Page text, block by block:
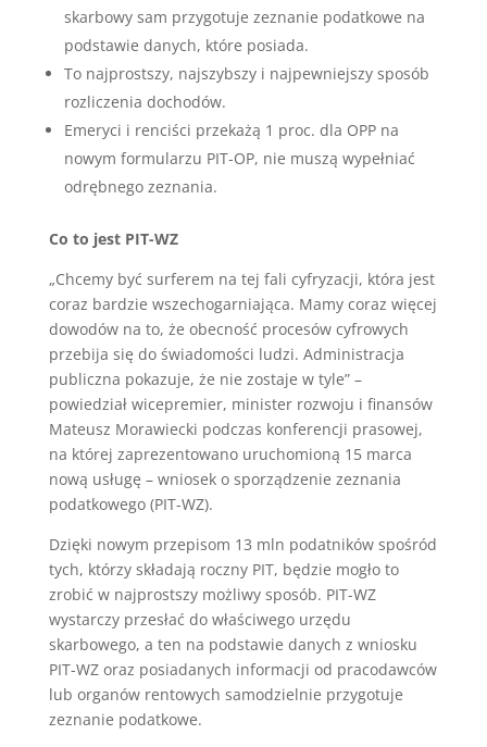
skarbowy sam przygotuje zeznanie podatkowe na
podstawie danych, które posiada.
To najprostszy, najszybszy i najpewniejszy sposób
rozliczenia dochodów.
Emeryci i renciści przekażą 1 proc. dla OPP na
nowym formularzu PIT-OP, nie muszą wypełniać
odrębnego zeznania.
Co to jest PIT-WZ
„Chcemy być surferem na tej fali cyfryzacji, która jest
coraz bardzie wszechogarniająca. Mamy coraz więcej
dowodów na to, że obecność procesów cyfrowych
przebija się do świadomości ludzi. Administracja
publiczna pokazuje, że nie zostaje w tyle” –
powiedział wicepremier, minister rozwoju i finansów
Mateusz Morawiecki podczas konferencji prasowej,
na której zaprezentowano uruchomioną 15 marca
nową usługę – wniosek o sporządzenie zeznania
podatkowego (PIT-WZ).
Dzięki nowym przepisom 13 mln podatników spośród
tych, którzy składają roczny PIT, będzie mogło to
zrobić w najprostszy możliwy sposób. PIT-WZ
wystarczy przesłać do właściwego urzędu
skarbowego, a ten na podstawie danych z wniosku
PIT-WZ oraz posiadanych informacji od pracodawców
lub organów rentowych samodzielnie przygotuje
zeznanie podatkowe.